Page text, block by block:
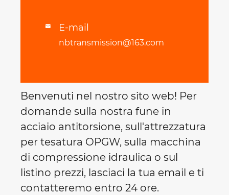
 E-mail
nbtransmission@163.com
Benvenuti nel nostro sito web! Per
domande sulla nostra fune in
acciaio antitorsione, sull'attrezzatura
per tesatura OPGW, sulla macchina
di compressione idraulica o sul
listino prezzi, lasciaci la tua email e ti
contatteremo entro 24 ore.